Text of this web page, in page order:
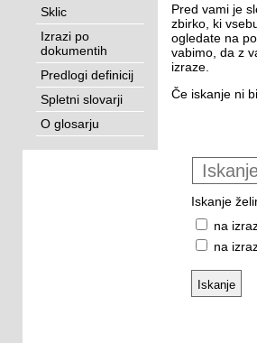
Sklic
Izrazi po
dokumentih
Predlogi definicij
Spletni slovarji
O glosarju
Pred vami je
zbirko, ki
ogledate na
vabimo, da z
izraze.
Če iskanje ni
Iskanje
na
na